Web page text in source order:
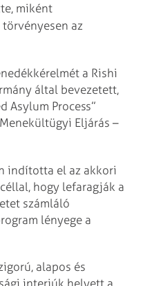
miként
az
a Rishi
által bevezetett,
Asylum Process”
Eljárás –
indította el az akkori
hogy lefaragják a
számláló
lényege a
alapos és